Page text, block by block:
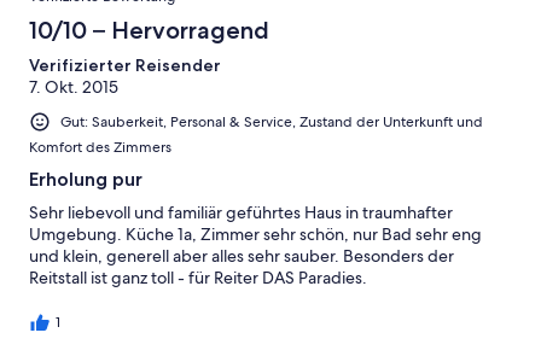
10/10 – Hervorragend
Verifizierter Reisender
7. Okt. 2015
Gut: Sauberkeit, Personal & Service, Zustand der Unterkunft und
Komfort des Zimmers
Erholung pur
Sehr liebevoll und familiär geführtes Haus in traumhafter
Umgebung. Küche 1a, Zimmer sehr schön, nur Bad sehr eng
und klein, generell aber alles sehr sauber. Besonders der
Reitstall ist ganz toll - für Reiter DAS Paradies.
1